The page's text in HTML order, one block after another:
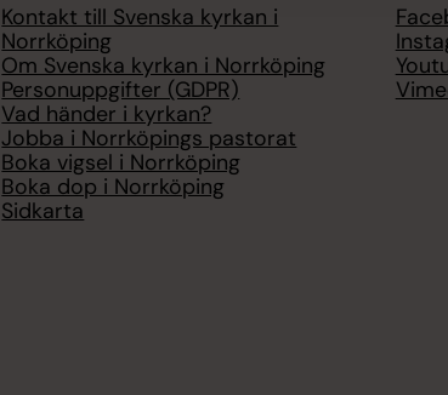
Kontakt till Svenska kyrkan i
Norrköping
Om Svenska kyrkan i Norrköping
Personuppgifter (GDPR)
Vad händer i kyrkan?
Jobba i Norrköpings pastorat
Boka vigsel i Norrköping
Boka dop i Norrköping
Sidkarta